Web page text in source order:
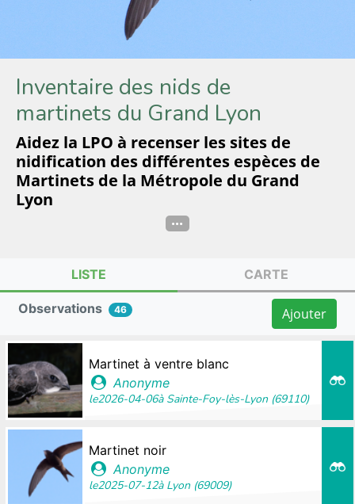
Inventaire des nids de
martinets du Grand Lyon
Aidez la LPO à recenser les sites de
nidification des différentes espèces de
Martinets de la Métropole du Grand
Lyon
...
LISTE CARTE
Observations 46 Ajouter
Martinet à ventre blanc
Anonyme
le2026-04-06àSainte-Foy-lès-Lyon (69110)
Martinet noir
Anonyme
le2025-07-12àLyon (69009)